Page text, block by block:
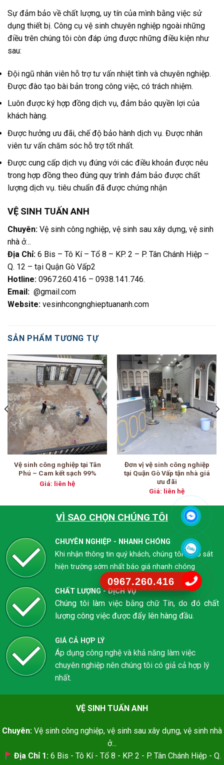
0967.260.416
Sự đảm bảo về chất lượng, uy tín của mình bằng việc sử
dụng thiết bị. Công cụ vệ sinh chuyên nghiệp ngoài những
điều trên chúng tôi còn đáp ứng được những điều kiện như
sau:
Đội ngũ nhân viên hỗ trợ tư vấn nhiệt tình và chuyên nghiệp.
Được đào tạo bài bản trong công việc, có trách nhiệm.
Luôn được ký hợp đồng dịch vụ, đảm bảo quyền lợi của
khách hàng.
Được hưởng ưu đãi, chế độ bảo hành dịch vụ. Được nhân
viên tư vấn chăm sóc hỗ trợ tốt nhất.
Được cung cấp dịch vụ đúng với các điều khoản được nêu
trong hợp đồng theo đúng quy trình đảm bảo được chất
lượng dịch vụ. tiêu chuẩn đã được chứng nhận
VỆ SINH TUẤN ANH
Chuyên: Vệ sinh công nghiệp, vệ sinh sau xây dựng, vệ sinh
nhà ở…
Địa Chỉ: 6 Bis – Tô Kí – Tổ 8 – KP. 2 – P. Tân Chánh Hiệp –
Q. 12 – tại Quận Gò Vấp2
Hotline: 0967.260.416 – 0938.141.746.
Email: @gmail.com
Website: vesinhcongnghieptuananh.com
SẢN PHẨM TƯƠNG TỰ
Vệ sinh công nghiệp tại Tân
Phú – Cam kết sạch 99%
Giá: liên hệ
Đơn vị vệ sinh công nghiệp
tại Quận Gò Vấp tận nhà giá
ưu đãi
Giá: liên hệ
VÌ SAO CHỌN CHÚNG TÔI
CHUYÊN NGHIỆP - NHANH CHÓNG
Khi nhận thông tin quý khách, chúng tôi khảo sát
hiện trường sớm nhất báo giá nhanh chóng
CHẤT LƯỢNG - DỊCH VỤ
Chúng tôi làm việc bằng chữ Tín, do đó chất
lượng công việc được đẩy lên hàng đầu.
GIÁ CẢ HỢP LÝ
Áp dụng công nghệ và khả năng làm việc
chuyên nghiệp nên chúng tôi có giả cả hợp lý
nhất.
VỆ SINH TUẤN ANH
Chuyên: Vệ sinh công nghiệp, vệ sinh sau xây dựng, vệ sinh nhà
ở...
Địa Chỉ 1: 6 Bis - Tô Kí - Tổ 8 - KP. 2 - P. Tân Chánh Hiệp - Q.